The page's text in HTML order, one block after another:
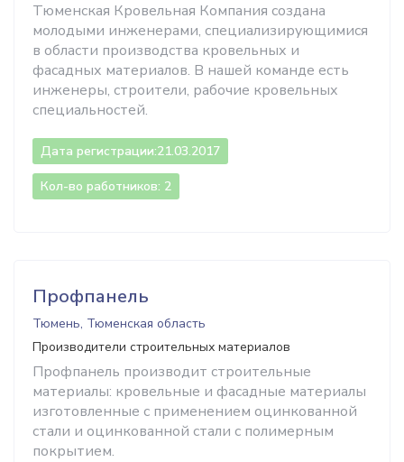
Тюменская Кровельная Компания создана
молодыми инженерами, специализирующимися
в области производства кровельных и
фасадных материалов. В нашей команде есть
инженеры, строители, рабочие кровельных
специальностей.
Дата регистрации:21.03.2017
Кол-во работников: 2
Профпанель
Тюмень, Тюменская область
Производители строительных материалов
Профпанель производит строительные
материалы: кровельные и фасадные материалы
изготовленные с применением оцинкованной
стали и оцинкованной стали с полимерным
покрытием.